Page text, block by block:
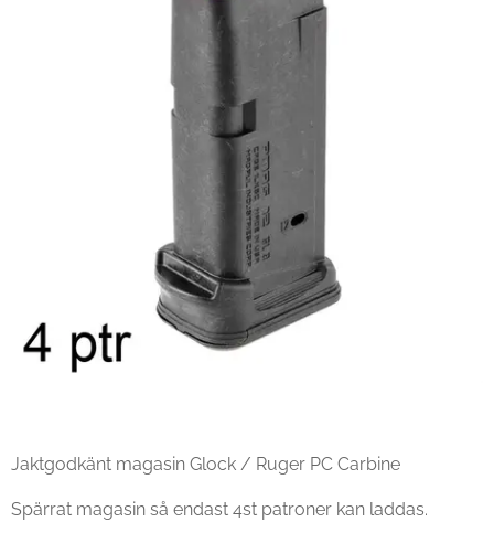
Jaktgodkänt magasin Glock / Ruger PC Carbine
Spärrat magasin så endast 4st patroner kan laddas.